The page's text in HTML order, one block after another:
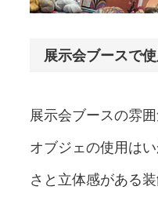
展示会ブースで
展示会ブースの雰
オブジェの使用は
さと立体感がある